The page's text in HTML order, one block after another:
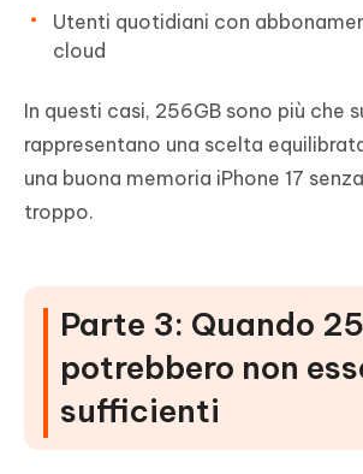
Utenti quotidiani con
cloud
In questi casi, 256GB sono più che
rappresentano una scelta
una buona memoria iPhone 17
troppo.
Parte 3: Quando
potrebbero non
sufficienti